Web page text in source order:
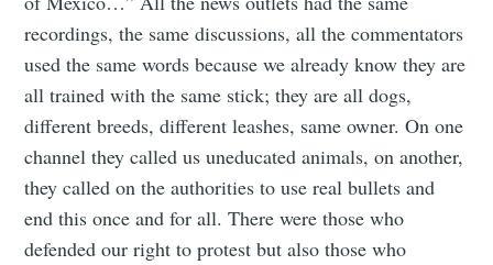
recordings, the same discussions, all the commentators
used the same words because we already know they are
all trained with the same stick; they are all dogs,
different breeds, different leashes, same owner. On one
channel they called us uneducated animals, on another,
they called on the authorities to use real bullets and
end this once and for all. There were those who
defended our right to protest but also those who